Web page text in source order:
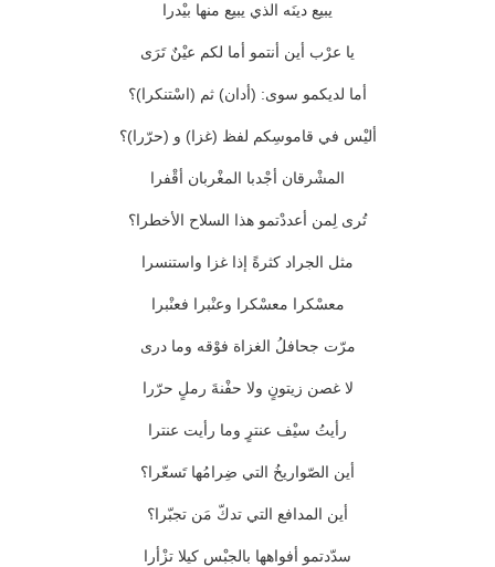
يبيع دينَه الذي يبيع منها بيْدرا
يا عرْب أين أنتمو أما لكم عيْنٌ تَرَى
أما لديكمو سوى: (أدان) ثم (اسْتنكرا)؟
أليْس في قاموسِكم لفظ (غزا) و (حرّرا)؟
المشْرقان أجْدبا المغْربان أقْفرا
تُرى لِمن أعددْتمو هذا السلاح الأخطرا؟
مثل الجراد كثرةً إذا غزا واستنسرا
معسْكرا معسْكرا وعنْبرا فعنْبرا
مرّت جحافلُ الغزاة فوْقه وما درى
لا غصن زيتونٍ ولا حفْنةَ رملٍ حرّرا
رأيتُ سيْف عنترٍ وما رأيت عنترا
أين الصّواريخُ التي ضِرامُها تَسعّرا؟
أين المدافع التي تدكّ مَن تجبّرا؟
سدّدتمو أفواهها بالجبْس كيلا تزْأرا